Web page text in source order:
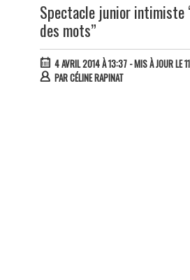
Spectacle junior intimiste
des mots”
4 AVRIL 2014 À 13:37- MIS À JOUR LE
PARCÉLINE RAPINAT